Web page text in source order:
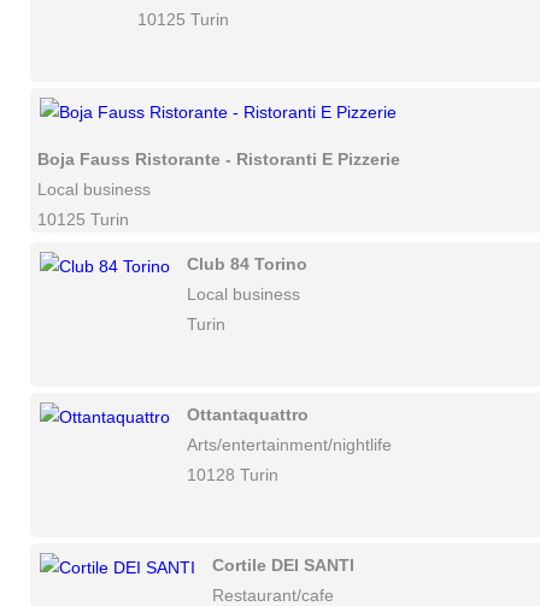
10125 Turin
Boja Fauss Ristorante - Ristoranti E Pizzerie
Local business
10125 Turin
Club 84 Torino
Local business
Turin
Ottantaquattro
Arts/entertainment/nightlife
10128 Turin
Cortile DEI SANTI
Restaurant/cafe